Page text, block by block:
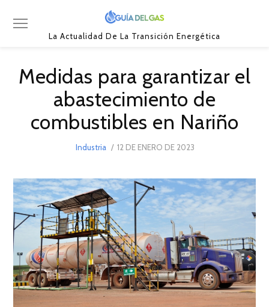
La Actualidad De La Transición Energética
Medidas para garantizar el
abastecimiento de
combustibles en Nariño
Industria
POSTED
12 DE ENERO DE 2023
DE
2023